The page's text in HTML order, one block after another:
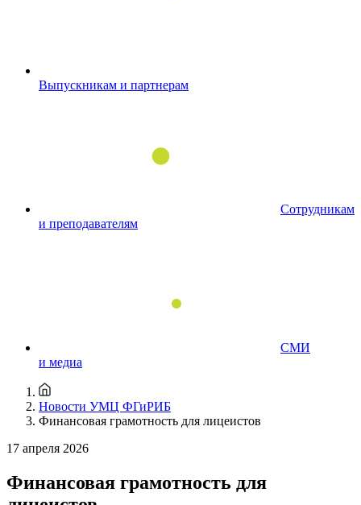
Выпускникам и партнерам
Сотрудникам
и преподавателям
СМИ
и медиа
Новости УМЦ ФГиРИБ
Финансовая грамотность для лицеистов
17 апреля 2026
Финансовая грамотность для